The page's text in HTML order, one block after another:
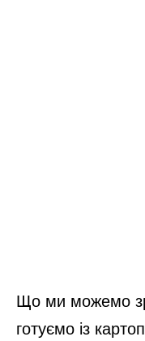
Що ми можемо
готуємо із